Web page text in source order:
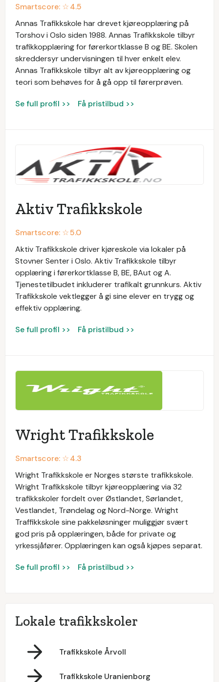
Smartscore: ☆4.5
Annas Trafikkskole har drevet kjøreopplæring på
Torshov i Oslo siden 1988. Annas Trafikkskole tilbyr
trafikkopplæring for førerkortklasse B og BE. Skolen
skreddersyr undervisningen til hver enkelt elev.
Annas Trafikkskole tilbyr alt av kjøreopplæring og
teori som behøves for å gå opp til førerprøven.
Se full profil >> Få pristilbud >>
Aktiv Trafikkskole
Smartscore: ☆5.0
Aktiv Trafikkskole driver kjøreskole via lokaler på
Stovner Senter i Oslo. Aktiv Trafikkskole tilbyr
opplæring i førerkortklasse B, BE, BAut og A.
Tjenestetilbudet inkluderer trafikalt grunnkurs. Aktiv
Trafikkskole vektlegger å gi sine elever en trygg og
effektiv opplæring.
Se full profil >> Få pristilbud >>
Wright Trafikkskole
Smartscore: ☆4.3
Wright Trafikkskole er Norges største trafikkskole.
Wright Trafikkskole tilbyr kjøreopplæring via 32
trafikkskoler fordelt over Østlandet, Sørlandet,
Vestlandet, Trøndelag og Nord-Norge. Wright
Traffikkskole sine pakkeløsninger muliggjør svært
god pris på opplæringen, både for private og
yrkessjåfører. Opplæringen kan også kjøpes separat.
Se full profil >> Få pristilbud >>
Lokale trafikkskoler
Trafikkskole Årvoll
Trafikkskole Uranienborg